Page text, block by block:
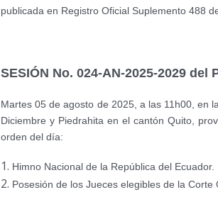
publicada en Registro Oficial Suplemento 488
SESIÓN No. 024-AN-2025-2029 del
Martes 05 de agosto de 2025, a las 11h00, en
Diciembre y Piedrahita en el cantón Quito,
orden del día:
Himno Nacional de la República del Ecuador.
Posesión de los Jueces elegibles de la